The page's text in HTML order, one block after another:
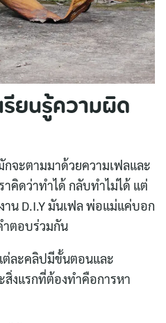
ยนรู้ความผิด
จะตามมาด้วยความเฟลและ
คิดว่าทำได้ กลับทำไม่ได้ แต่
าน D.I.Y มันเฟล พ่อแม่แค่บอก
ำตอบร่วมกัน
ต่ละคลิปมีขั้นตอนและ
สิ่งแรกที่ต้องทำคือการหา